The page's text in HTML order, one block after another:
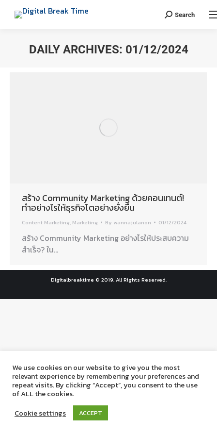
Search
DAILY ARCHIVES: 01/12/2024
สร้าง Community Marketing ด้วยคอนเทนต์!
ทำอย่างไรให้ธุรกิจโตอย่างยั่งยืน
Content Marketing, Marketing By wannajulanon 01/12/2024
สร้าง Community Marketing อย่างไรให้ประสบความ
สำเร็จ? ใน…
Digitalbreaktime © 2019. All Rights Reserved.
We use cookies on our website to give you the most
relevant experience by remembering your preferences and
repeat visits. By clicking “Accept”, you consent to the use
of ALL the cookies.
Cookie settings
ACCEPT